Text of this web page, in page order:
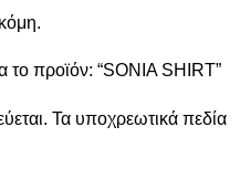
το προϊόν: “SONIA SHIRT”
Τα υποχρεωτικά πεδία